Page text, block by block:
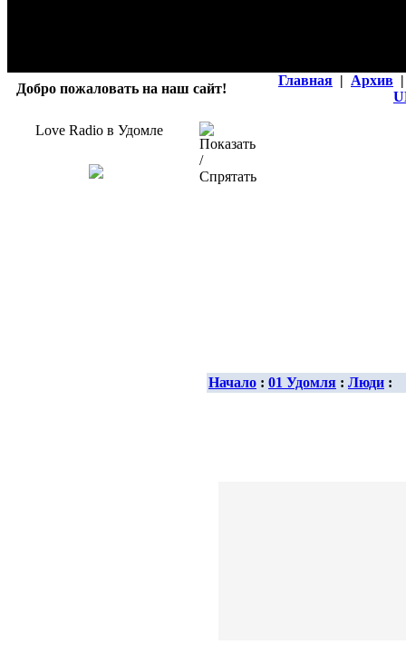
Добро пожаловать на наш сайт!
Главная | Архив |
Love Radio в Удомле
Начало : 01 Удомля : Люди :